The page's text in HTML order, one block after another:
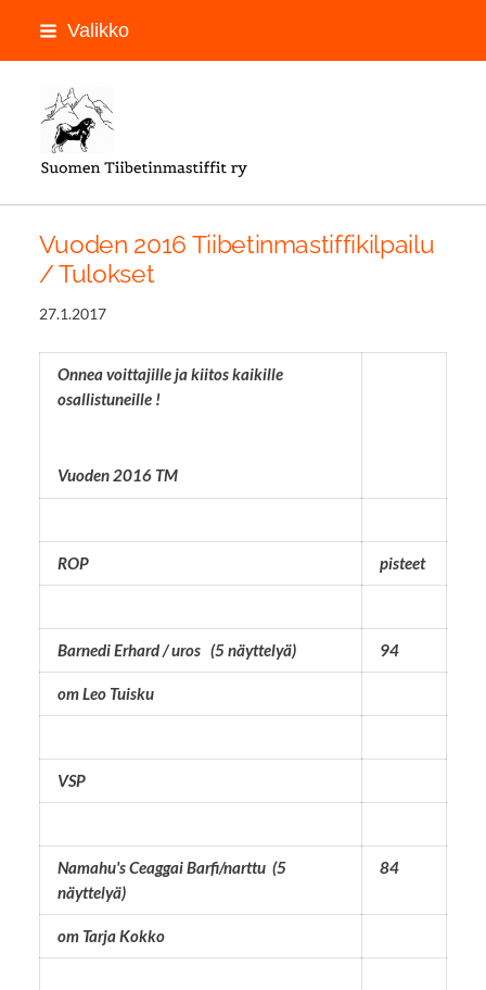
Siirry
Valikko
Vuoden 2016 Tiibetinmastiffikilpailu
/ Tulokset
27.1.2017
Onnea voittajille ja kiitos kaikille
osallistuneille !
Vuoden 2016 TM
ROP pisteet
Barnedi Erhard / uros (5 näyttelyä) 94
om Leo Tuisku
VSP
Namahu's Ceaggai Barfi/narttu (5
näyttelyä)
84
om Tarja Kokko